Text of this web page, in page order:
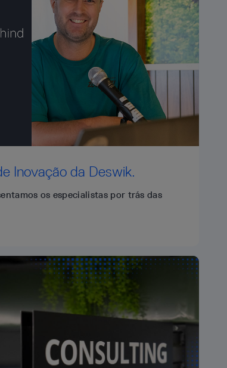
Inovação da Deswik.
os especialistas por trás das